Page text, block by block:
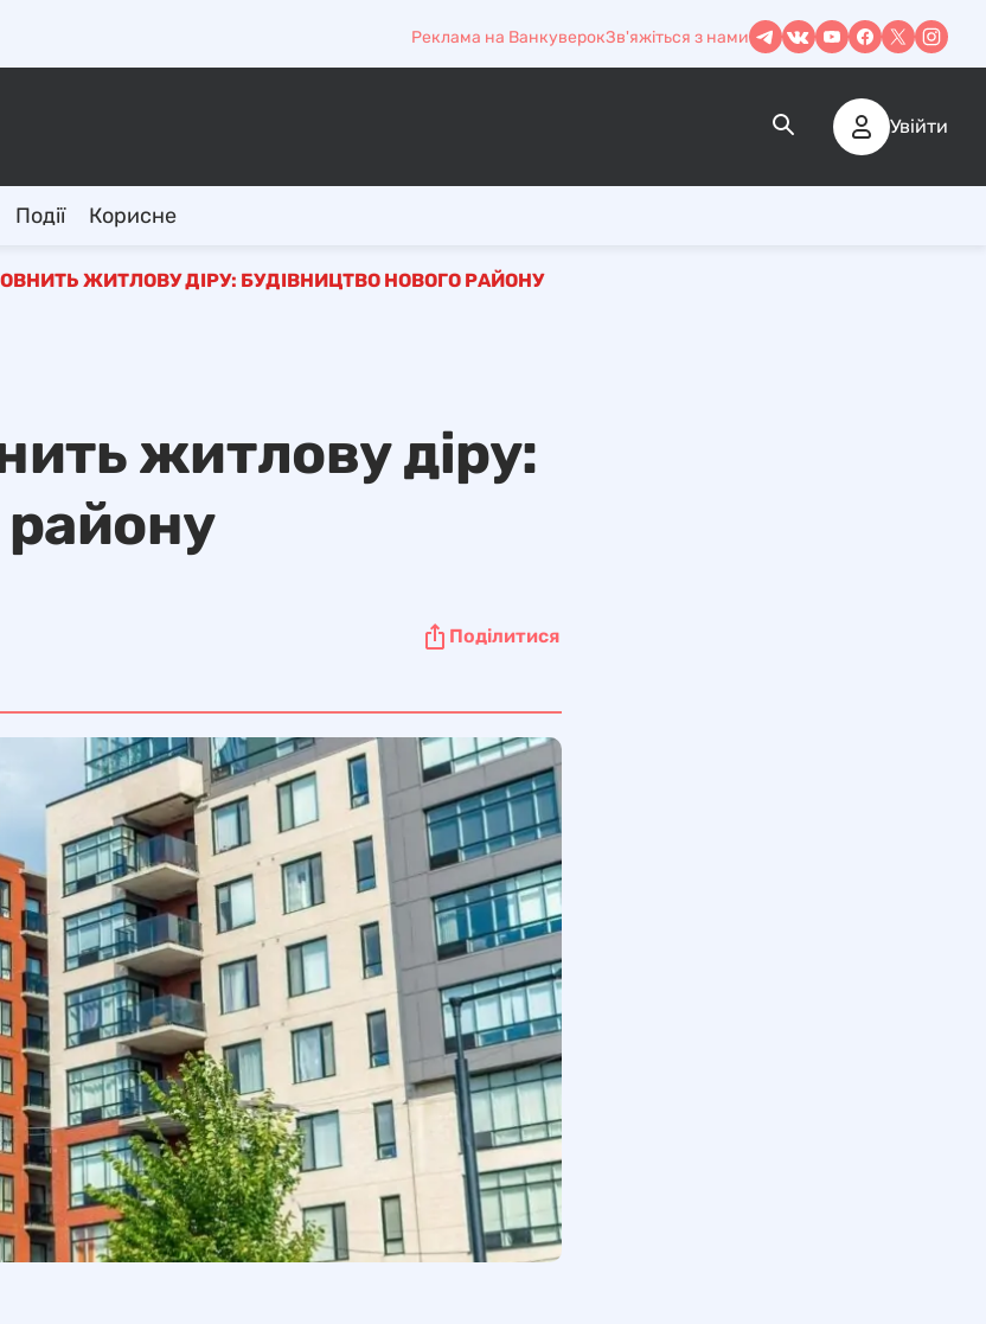
Реклама на ВанкуверокЗв'яжіться з нами
Увійти
Події Корисне
ЖИТЛОВУ ДІРУ: БУДІВНИЦТВО НОВОГО РАЙОНУ
житлову діру:
району
Поділитися